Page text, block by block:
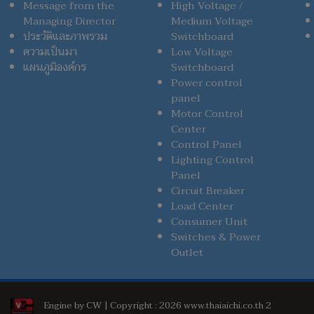
Message from the
Managing Director
ประวัติและภาพรวม
ความเป็นมา
แผนภูมิองค์กร
High Voltage /
Medium Voltage
Switchboard
Low Voltage
Switchboard
Power control
panel
Motor Control
Center
Control Panel
Lighting Control
Panel
Circuit Breaker
Load Center
Consumer Unit
Switches & Power
Outlet
Engine by CW | Copyright : 2026 www.thaiaichi.co.th 2